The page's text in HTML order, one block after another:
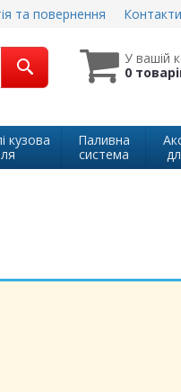
та повернення Контакти
У вашій
0
кузова
Паливна
система